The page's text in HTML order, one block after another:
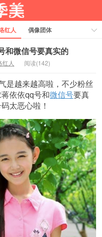
红人
偶像团体
和微信号要真实的
红人 阅读(142)
是越来越高啦，不少粉丝
依依qq号和微信号要真
太恶心啦！